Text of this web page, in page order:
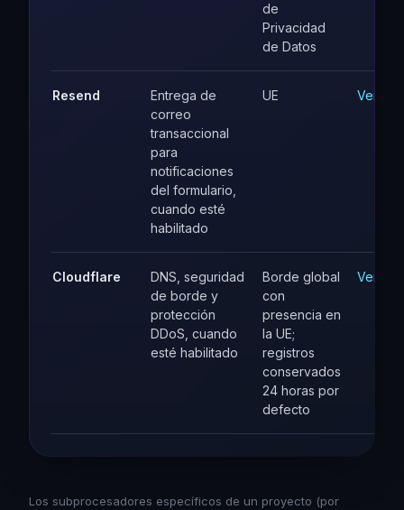
de
Privacidad
de Datos
Resend
Entrega de
correo
transaccional
para
notificaciones
del formulario,
cuando esté
habilitado
UE Ver
Cloudflare
DNS, seguridad
de borde y
protección
DDoS, cuando
esté habilitado
Borde global
con
presencia en
la UE;
registros
conservados
24 horas por
defecto
Ver
Los subprocesadores específicos de un proyecto (por